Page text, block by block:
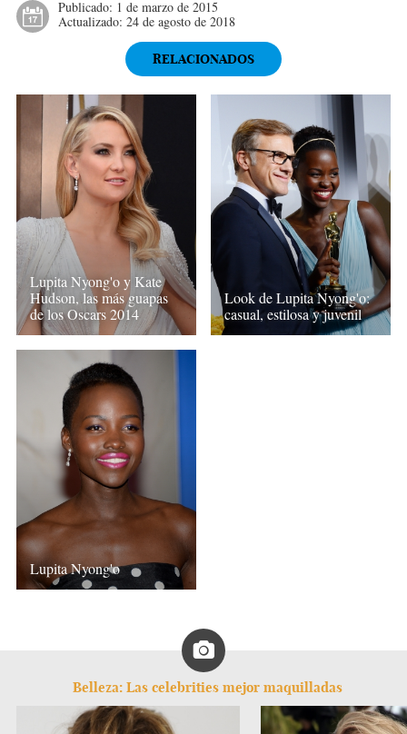
Publicado: 1 de marzo de 2015
Actualizado: 24 de agosto de 2018
RELACIONADOS
Lupita Nyong'o y Kate
Hudson, las más guapas
de los Oscars 2014
Look de Lupita Nyong'o:
casual, estilosa y juvenil
Lupita Nyong'o
Belleza: Las celebrities mejor maquilladas